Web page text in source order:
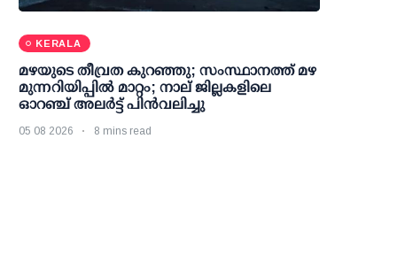
KERALA
മഴയുടെ തീവ്രത കുറഞ്ഞു; സംസ്ഥാനത്ത് മഴ
മുന്നറിയിപ്പിൽ മാറ്റം; നാല് ജില്ലകളിലെ
ഓറഞ്ച് അലർട്ട് പിൻവലിച്ചു
05 08 2026 8 mins read